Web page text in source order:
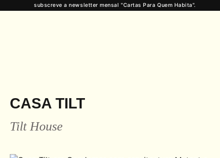
CASA TILT
Tilt House
subscreve a newsletter mensal "Cartas Para Quem Habita".